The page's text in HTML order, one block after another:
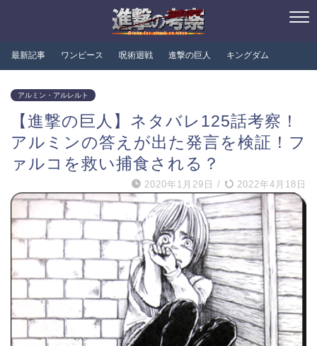
最新記事 ワンピース 呪術迴戦 進撃の巨人 キングダム
アルミン・アルレルト
【進撃の巨人】ネタバレ125話考察！
アルミンの答えが出た発言を検証！フ
ァルコを救い捕食される？
2020年1月29日 / 2022年4月18日